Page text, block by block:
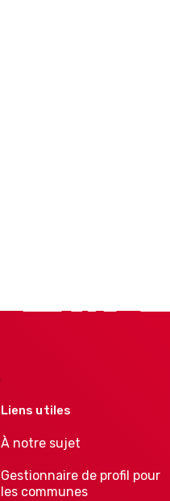
Liens utiles
À notre sujet
Gestionnaire de profil pour
les communes